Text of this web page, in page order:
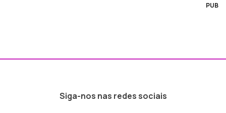
PUB
Siga-nos nas redes sociais